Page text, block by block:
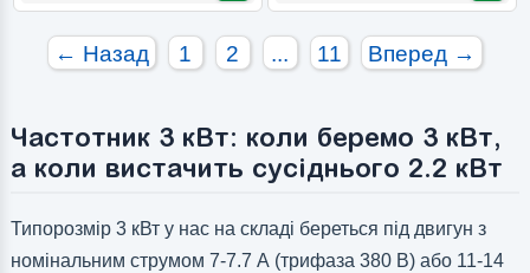
← Назад 1 2 ... 11 Вперед →
Частотник 3 кВт: коли беремо 3 кВт,
а коли вистачить сусіднього 2.2 кВт
Типорозмір 3 кВт у нас на складі береться під двигун з
номінальним струмом 7-7.7 А (трифаза 380 В) або 11-14